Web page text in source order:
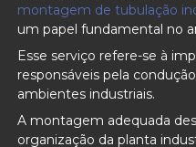
montagem de tubulação
um papel fundamental no
Esse serviço refere-se à
responsáveis pela
ambientes industriais.
A montagem adequada
organização da planta